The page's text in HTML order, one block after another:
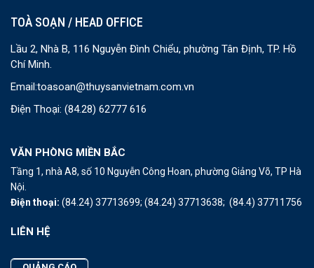
TOÀ SOẠN / HEAD OFFICE
Lầu 2, Nhà B, 116 Nguyễn Đình Chiểu, phường Tân Định, TP. Hồ
Chí Minh.
Email:toasoan@thuysanvietnam.com.vn
Điện Thoại: (84.28) 62777 616
VĂN PHÒNG MIỀN BẮC
Tầng 1, nhà A8, số 10 Nguyễn Công Hoan, phường Giảng Võ, TP Hà
Nội.
Điện thoại: (84.24) 37713699; (84.24) 37713638; (84.4) 37711756
LIÊN HỆ